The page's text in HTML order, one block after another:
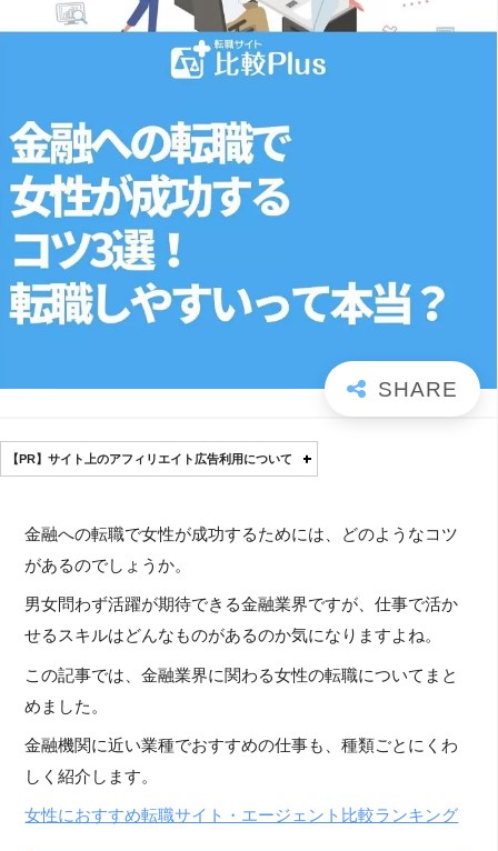
【PR】サイト上のアフィリエイト広告利用について
金融への転職で女性が成功するためには、どのようなコツ
があるのでしょうか。
男女問わず活躍が期待できる金融業界ですが、仕事で活か
せるスキルはどんなものがあるのか気になりますよね。
この記事では、金融業界に関わる女性の転職についてまと
めました。
金融機関に近い業種でおすすめの仕事も、種類ごとにくわ
しく紹介します。
女性におすすめ転職サイト・エージェント比較ランキング